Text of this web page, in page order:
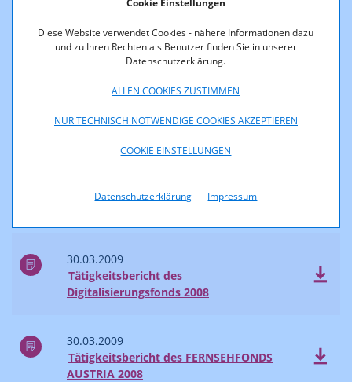
Cookie Einstellungen
Diese Website verwendet Cookies - nähere Informationen dazu
und zu Ihren Rechten als Benutzer finden Sie in unserer
Datenschutzerklärung.
ALLEN COOKIES ZUSTIMMEN
NUR TECHNISCH NOTWENDIGE COOKIES AKZEPTIEREN
COOKIE EINSTELLUNGEN
Datenschutzerklärung Impressum
24.06.2009
Kommunikationsbericht 2008
11.05.2009
Leerkapazitäten auf Vorleistungs- und
Endkundenmärkten des Festnetzes
30.03.2009
30.03.2009
Tätigkeitsbericht des
Digitalisierungsfonds 2008
30.03.2009
Tätigkeitsbericht des FERNSEHFONDS
AUSTRIA 2008